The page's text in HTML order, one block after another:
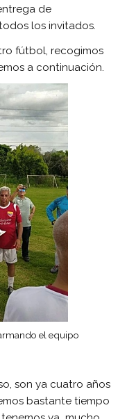
de
los invitados.
fútbol, recogimos
a continuación.
el equipo
son ya cuatro años
bastante tiempo